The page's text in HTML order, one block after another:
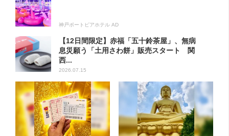
神戸ポートピアホテル AD
【12日間限定】赤福「五十鈴茶屋」、無病
息災願う「土用さわ餅」販売スタート 関
西...
2026.07.15